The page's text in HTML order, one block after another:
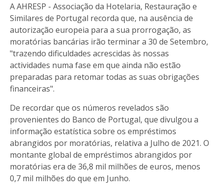
A AHRESP - Associação da Hotelaria, Restauração e
Similares de Portugal recorda que, na ausência de
autorização europeia para a sua prorrogação, as
moratórias bancárias irão terminar a 30 de Setembro,
"trazendo dificuldades acrescidas às nossas
actividades numa fase em que ainda não estão
preparadas para retomar todas as suas obrigações
financeiras".
De recordar que os números revelados são
provenientes do Banco de Portugal, que divulgou a
informação estatística sobre os empréstimos
abrangidos por moratórias, relativa a Julho de 2021. O
montante global de empréstimos abrangidos por
moratórias era de 36,8 mil milhões de euros, menos
0,7 mil milhões do que em Junho.